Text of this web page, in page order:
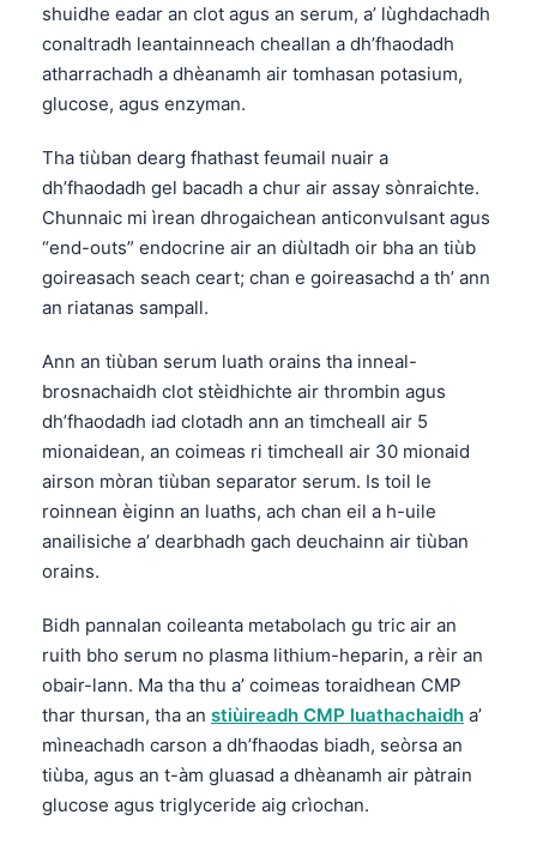
shuidhe eadar an clot agus an serum, a’ lùghdachadh
conaltradh leantainneach cheallan a dh’fhaodadh
atharrachadh a dhèanamh air tomhasan potasium,
glucose, agus enzyman.
Tha tiùban dearg fhathast feumail nuair a
dh’fhaodadh gel bacadh a chur air assay sònraichte.
Chunnaic mi ìrean dhrogaichean anticonvulsant agus
“end-outs” endocrine air an diùltadh oir bha an tiùb
goireasach seach ceart; chan e goireasachd a th’ ann
an riatanas sampall.
Ann an tiùban serum luath orains tha inneal-
brosnachaidh clot stèidhichte air thrombin agus
dh’fhaodadh iad clotadh ann an timcheall air 5
mionaidean, an coimeas ri timcheall air 30 mionaid
airson mòran tiùban separator serum. Is toil le
roinnean èiginn an luaths, ach chan eil a h-uile
anailisiche a’ dearbhadh gach deuchainn air tiùban
orains.
Bidh pannalan coileanta metabolach gu tric air an
ruith bho serum no plasma lithium-heparin, a rèir an
obair-lann. Ma tha thu a’ coimeas toraidhean CMP
thar thursan, tha an stiùireadh CMP luathachaidh a’
mìneachadh carson a dh’fhaodas biadh, seòrsa an
tiùba, agus an t-àm gluasad a dhèanamh air pàtrain
glucose agus triglyceride aig crìochan.